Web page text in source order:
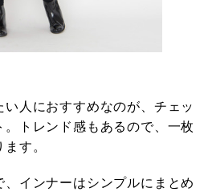
人におすすめなのが、チェッ
。トレンド感もあるので、一枚
す。
、インナーはシンプルにまとめ